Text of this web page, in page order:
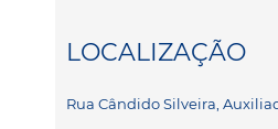
LOCALIZAÇÃO
Rua Cândido Silveira,